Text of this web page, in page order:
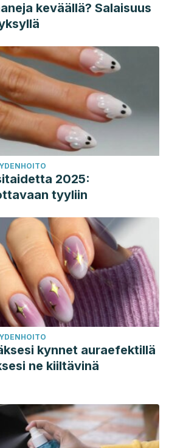
keväällä? Salaisuus
2025:
tyyliin
kynnet auraefektillä
ne kiiltävinä